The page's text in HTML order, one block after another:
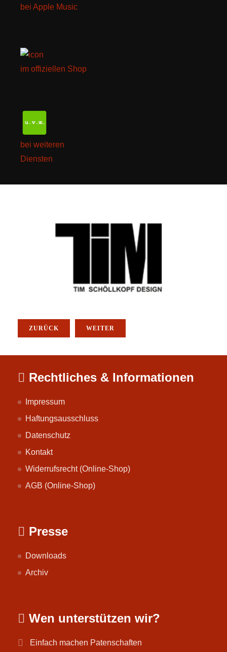
bei Apple Music
im offiziellen Shop
bei weiteren
Diensten
ZURÜCK WEITER
Rechtliches & Informationen
Impressum
Haftungsausschluss
Datenschutz
Kontakt
Widerrufsrecht (Online-Shop)
AGB (Online-Shop)
Presse
Downloads
Archiv
Wen unterstützen wir?
Einfach machen Patenschaften